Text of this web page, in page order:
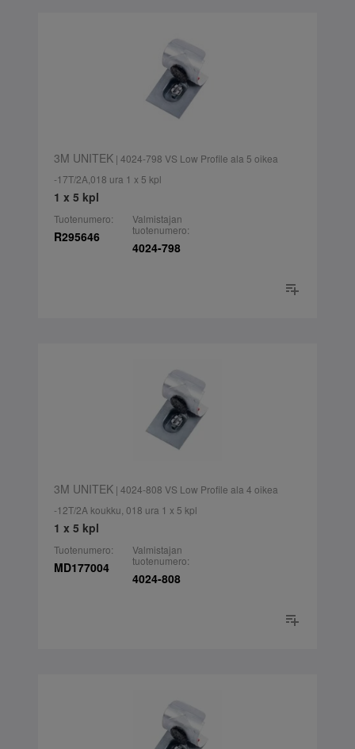
3M UNITEK| 4024-798 VS Low Profile ala 5 oikea
-17T/2A,018 ura 1 x 5 kpl
1 x 5 kpl
Tuotenumero:
R295646
Valmistajan
tuotenumero:
4024-798
3M UNITEK| 4024-808 VS Low Profile ala 4 oikea
-12T/2A koukku, 018 ura 1 x 5 kpl
1 x 5 kpl
Tuotenumero:
MD177004
Valmistajan
tuotenumero:
4024-808